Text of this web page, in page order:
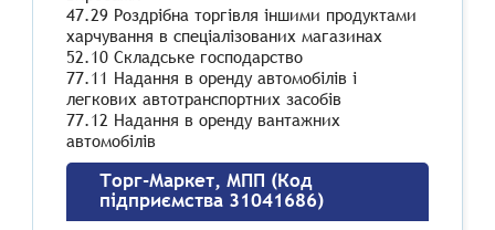
47.29 Роздрібна торгівля іншими продуктами
харчування в спеціалізованих магазинах
52.10 Складське господарство
77.11 Надання в оренду автомобілів і
легкових автотранспортних засобів
77.12 Надання в оренду вантажних
автомобілів
Торг-Маркет, МПП (Код
підприємства 31041686)